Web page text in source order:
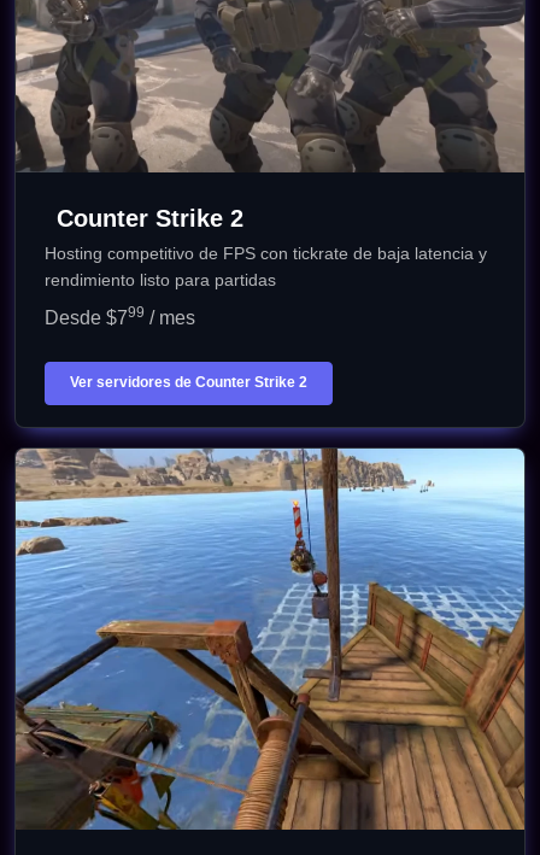
Counter Strike 2
Hosting competitivo de FPS con tickrate de baja latencia y
rendimiento listo para partidas
Desde $799 / mes
Ver servidores de Counter Strike 2